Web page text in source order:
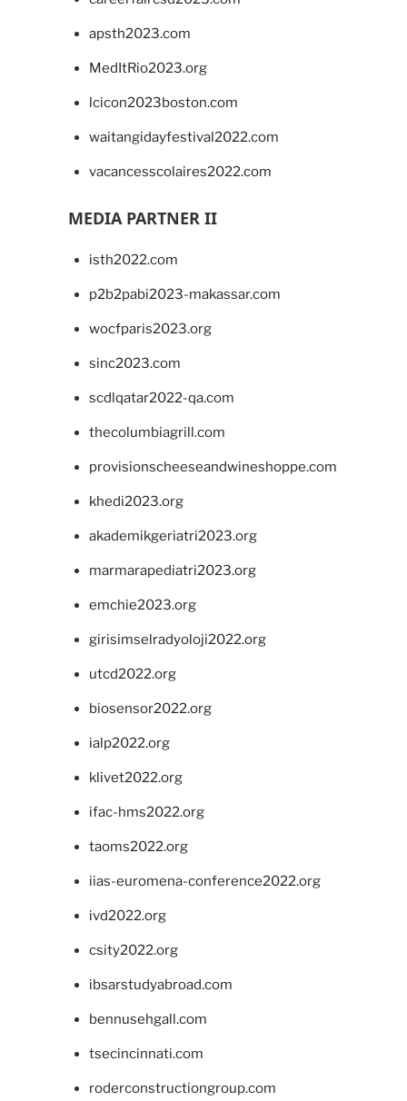
apsth2023.com
MedItRio2023.org
lcicon2023boston.com
waitangidayfestival2022.com
vacancesscolaires2022.com
MEDIA PARTNER II
isth2022.com
p2b2pabi2023-makassar.com
wocfparis2023.org
sinc2023.com
scdlqatar2022-qa.com
thecolumbiagrill.com
provisionscheeseandwineshoppe.com
khedi2023.org
akademikgeriatri2023.org
marmarapediatri2023.org
emchie2023.org
girisimselradyoloji2022.org
utcd2022.org
biosensor2022.org
ialp2022.org
klivet2022.org
ifac-hms2022.org
taoms2022.org
iias-euromena-conference2022.org
ivd2022.org
csity2022.org
ibsarstudyabroad.com
bennusehgall.com
tsecincinnati.com
roderconstructiongroup.com